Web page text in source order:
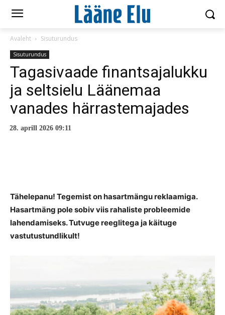
Avaleht Sisuturundus
Sisuturundus
Tagasivaade finantsajalukku
ja seltsielu Läänemaa
vanades härrastemajades
28. aprill 2026 09:11
Tähelepanu! Tegemist on hasartmängu reklaamiga.
Hasartmäng pole sobiv viis rahaliste probleemide
lahendamiseks. Tutvuge reeglitega ja käituge
vastutustundlikult!